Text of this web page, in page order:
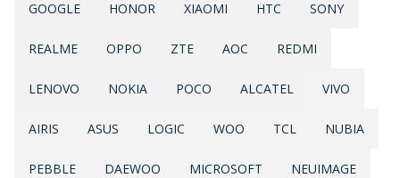
GOOGLE HONOR XIAOMI HTC SONY
REALME OPPO ZTE AOC REDMI
LENOVO NOKIA POCO ALCATEL VIVO
AIRIS ASUS LOGIC WOO TCL NUBIA
PEBBLE DAEWOO MICROSOFT NEUIMAGE